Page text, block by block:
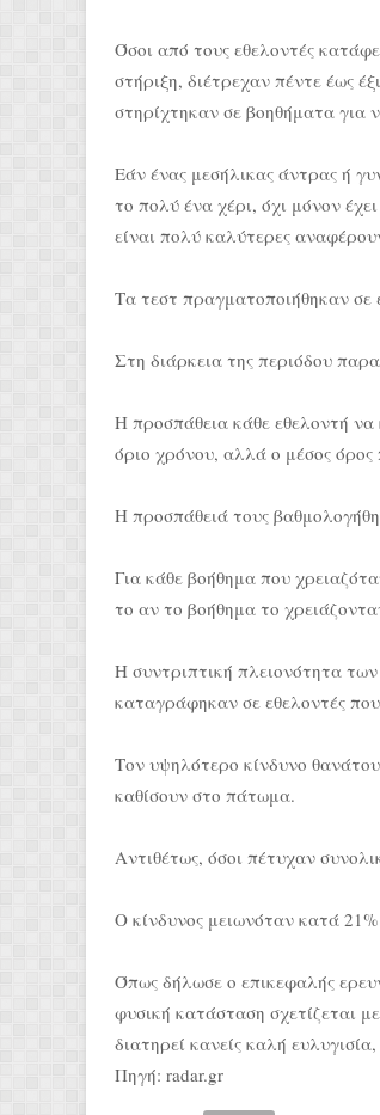
Όσοι από τους εθελοντές
στήριξη, διέτρεχαν πέντε έως
στηρίχτηκαν σε βοηθήματα για
Εάν ένας μεσήλικας άντρας ή
το πολύ ένα χέρι, όχι μόνον
είναι πολύ καλύτερες
Τα τεστ πραγματοποιήθηκαν σε
Στη διάρκεια της περιόδου
Η προσπάθεια κάθε εθελοντή να
όριο χρόνου, αλλά ο μέσος
Η προσπάθειά τους
Για κάθε βοήθημα που
το αν το βοήθημα το
Η συντριπτική πλειονότητα
καταγράφηκαν σε εθελοντές
Τον υψηλότερο κίνδυνο
καθίσουν στο πάτωμα.
Αντιθέτως, όσοι πέτυχαν
Ο κίνδυνος μειωνόταν κατά
Όπως δήλωσε ο επικεφαλής
φυσική κατάσταση σχετίζεται
διατηρεί κανείς καλή
Πηγή: radar.gr